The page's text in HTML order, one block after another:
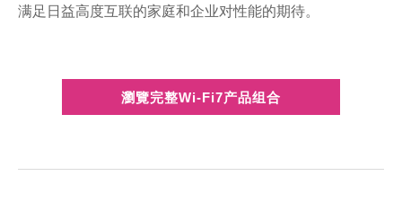
满足日益高度互联的家庭和企业对性能的期待。
瀏覽完整Wi-Fi7产品组合